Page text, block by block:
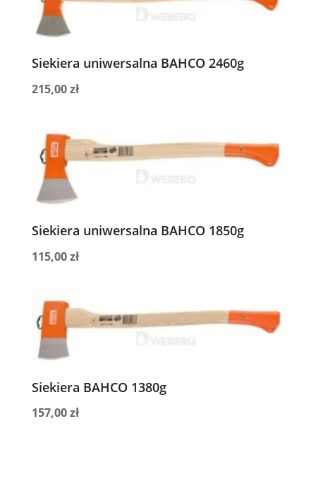
Siekiera uniwersalna BAHCO 2460g
215,00zł
Siekiera uniwersalna BAHCO 1850g
115,00zł
Siekiera BAHCO 1380g
157,00zł